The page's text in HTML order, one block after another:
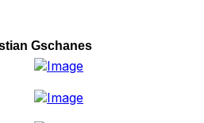
Gschanes